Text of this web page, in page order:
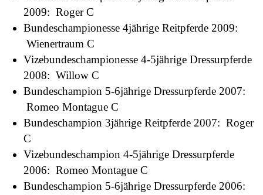
2009: Roger C
Bundeschampionesse 4jährige Reitpferde 2009:
Wienertraum C
Vizebundeschampionesse 4-5jährige Dressurpferde
2008: Willow C
Bundeschampion 5-6jährige Dressurpferde 2007:
Romeo Montague C
Bundeschampion 3jährige Reitpferde 2007: Roger
C
Vizebundeschampion 4-5jährige Dressurpferde
2006: Romeo Montague C
Bundeschampion 5-6jährige Dressurpferde 2006: